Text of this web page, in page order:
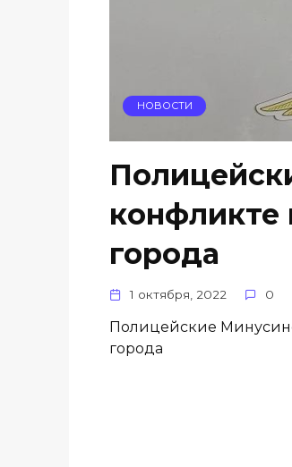
НОВОСТИ
конфликте
города
1 октября, 2022 0
Полицейские
города